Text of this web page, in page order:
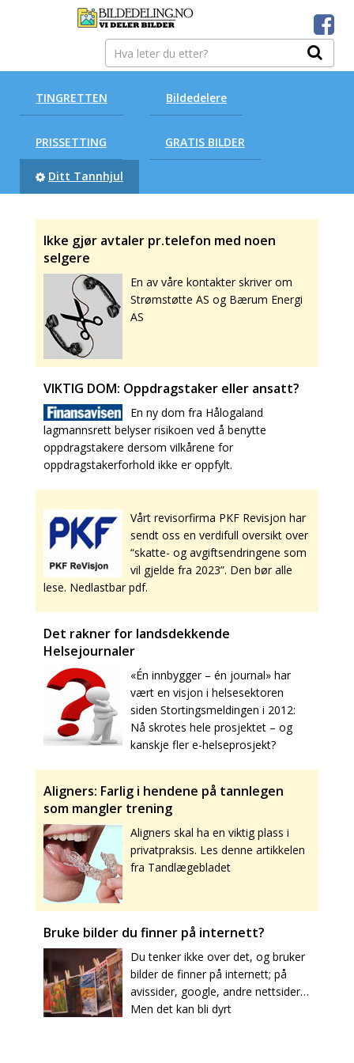
TINGRETTEN Bildedelere
PRISSETTING GRATIS BILDER
Ditt Tannhjul
Ikke gjør avtaler pr.telefon med noen
selgere
En av våre kontakter skriver om
Strømstøtte AS og Bærum Energi
AS
VIKTIG DOM: Oppdragstaker eller ansatt?
En ny dom fra Hålogaland
lagmannsrett belyser risikoen ved å benytte
oppdragstakere dersom vilkårene for
oppdragstakerforhold ikke er oppfylt.
Vårt revisorfirma PKF Revisjon har
sendt oss en verdifull oversikt over
“skatte- og avgiftsendringene som
vil gjelde fra 2023”. Den bør alle
lese. Nedlastbar pdf.
Det rakner for landsdekkende
Helsejournaler
«Én innbygger – én journal» har
vært en visjon i helsesektoren
siden Stortingsmeldingen i 2012:
Nå skrotes hele prosjektet – og
kanskje fler e-helseprosjekt?
Aligners: Farlig i hendene på tannlegen
som mangler trening
Aligners skal ha en viktig plass i
privatpraksis. Les denne artikkelen
fra Tandlægebladet
Bruke bilder du finner på internett?
Du tenker ikke over det, og bruker
bilder de finner på internett; på
avissider, google, andre nettsider…
Men det kan bli dyrt